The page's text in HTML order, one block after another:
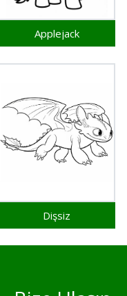
Applejack
Dişsiz